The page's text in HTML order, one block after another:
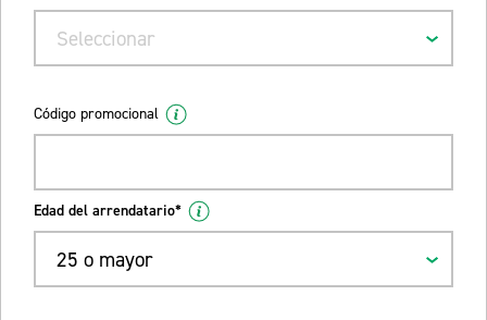
Seleccionar
Código promocional
Edad del arrendatario*
25 o mayor